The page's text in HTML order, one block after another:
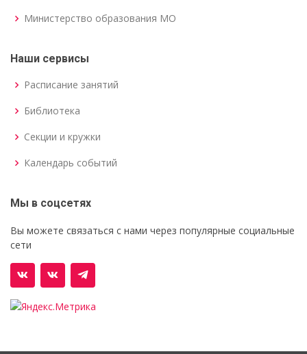
Министерство образования МО
Наши сервисы
Расписание занятий
Библиотека
Секции и кружки
Календарь событий
Мы в соцсетях
Вы можете связаться с нами через популярные социальные
сети